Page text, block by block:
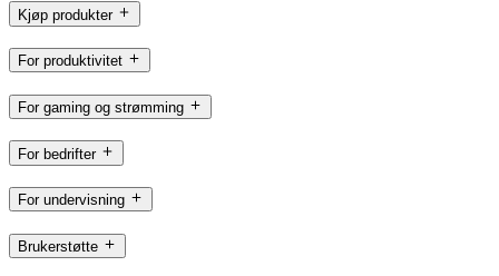
Kjøp produkter
For produktivitet
For gaming og strømming
For bedrifter
For undervisning
Brukerstøtte